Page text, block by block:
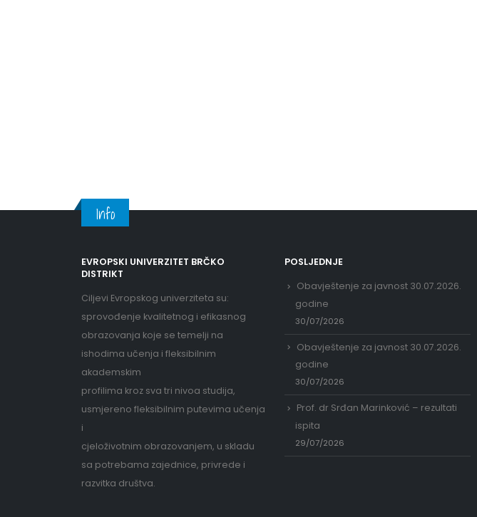
Info
EVROPSKI UNIVERZITET BRČKO
DISTRIKT
Ciljevi Evropskog univerziteta su:
sprovođenje kvalitetnog i efikasnog
obrazovanja koje se temelji na
ishodima učenja i fleksibilnim
akademskim
profilima kroz sva tri nivoa studija,
usmjereno fleksibilnim putevima učenja
i
cjeloživotnim obrazovanjem, u skladu
sa potrebama zajednice, privrede i
razvitka društva.
POSLJEDNJE
Obavještenje za javnost 30.07.2026.
godine
30/07/2026
Obavještenje za javnost 30.07.2026.
godine
30/07/2026
Prof. dr Srđan Marinković – rezultati
ispita
29/07/2026